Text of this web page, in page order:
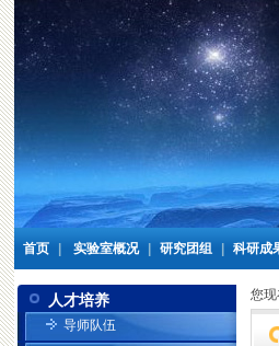
首页 实验室概况 研究团组 科研成
人才培养
导师队伍
您现